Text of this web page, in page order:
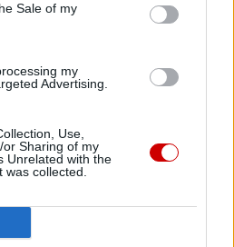
Sale of my
my
Advertising.
Use,
Sharing of my
Unrelated with the
collected.
Link
LITURGIA
KOŚCIOŁA W POLSCE